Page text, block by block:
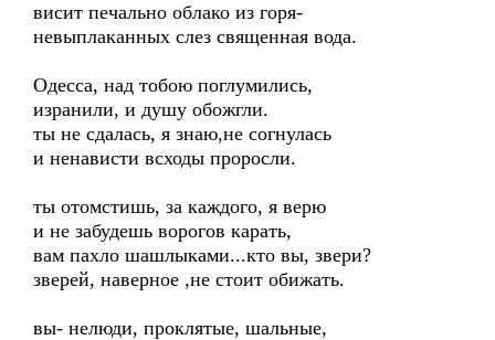
висит печально облако из горя-
невыплаканных слез священная вода.
Одесса, над тобою поглумились,
изранили, и душу обожгли.
ты не сдалась, я знаю,не согнулась
и ненависти всходы проросли.
ты отомстишь, за каждого, я верю
и не забудешь ворогов карать,
вам пахло шашлыками...кто вы, звери?
зверей, наверное ,не стоит обижать.
вы- нелюди, проклятые, шальные,